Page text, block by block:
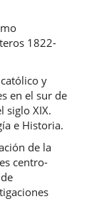
1822-
y
en el sur de
siglo XIX.
e Historia.
de la
centro-